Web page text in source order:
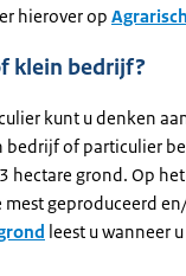
hierover op
klein bedrijf?
kunt u denken
of particulier
hectare grond. Op
geproduceerd
leest u wanneer